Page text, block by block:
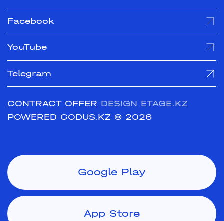
Facebook
YouTube
Telegram
CONTRACT OFFER DESIGN ETAGE.KZ
POWERED CODUS.KZ © 2026
Google Play
App Store